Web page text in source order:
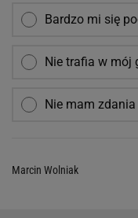
Bardzo mi się
Nie trafia w mój
Nie mam zdania
Marcin Wolniak